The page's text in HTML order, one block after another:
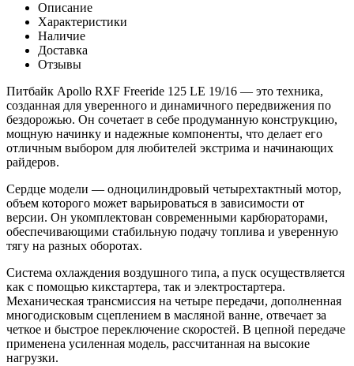
Описание
Характеристики
Наличие
Доставка
Отзывы
Питбайк Apollo RXF Freeride 125 LE 19/16 — это техника,
созданная для уверенного и динамичного передвижения по
бездорожью. Он сочетает в себе продуманную конструкцию,
мощную начинку и надежные компоненты, что делает его
отличным выбором для любителей экстрима и начинающих
райдеров.
Сердце модели — одноцилиндровый четырехтактный мотор,
объем которого может варьироваться в зависимости от
версии. Он укомплектован современными карбюраторами,
обеспечивающими стабильную подачу топлива и уверенную
тягу на разных оборотах.
Система охлаждения воздушного типа, а пуск осуществляется
как с помощью кикстартера, так и электростартера.
Механическая трансмиссия на четыре передачи, дополненная
многодисковым сцеплением в масляной ванне, отвечает за
четкое и быстрое переключение скоростей. В цепной передаче
применена усиленная модель, рассчитанная на высокие
нагрузки.